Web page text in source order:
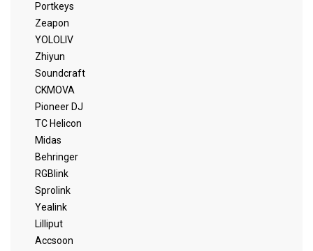
Portkeys
Zeapon
YOLOLIV
Zhiyun
Soundcraft
CKMOVA
Pioneer DJ
TC Helicon
Midas
Behringer
RGBlink
Sprolink
Yealink
Lilliput
Accsoon